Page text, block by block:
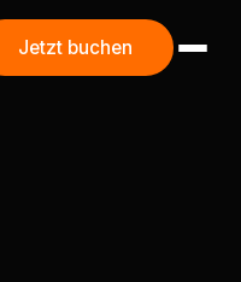
Jetzt buchen